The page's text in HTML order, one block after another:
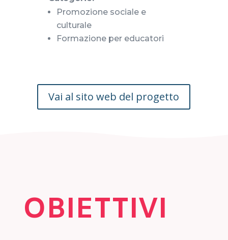
Promozione sociale e
culturale
Formazione per educatori
Vai al sito web del progetto
OBIETTIVI